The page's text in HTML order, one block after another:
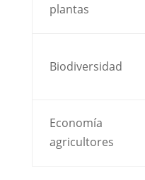
plantas
Biodiversidad
Economía
agricultores